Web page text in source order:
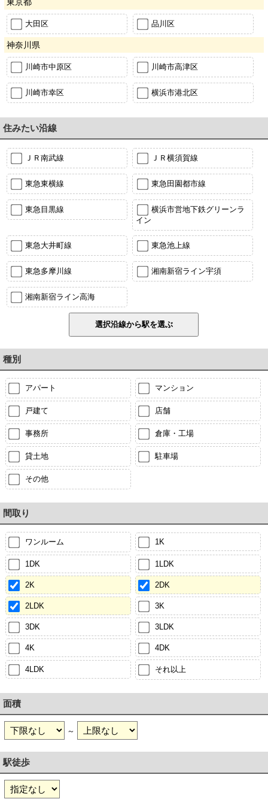
大田区 品川区
神奈川県
川崎市中原区 川崎市高津区
川崎市幸区 横浜市港北区
住みたい沿線
ＪＲ南武線 ＪＲ横須賀線
東急東横線 東急田園都市線
東急目黒線
横浜市営地下鉄グリーンラ
イン
東急大井町線 東急池上線
東急多摩川線 湘南新宿ライン宇須
湘南新宿ライン高海
種別
アパート マンション
戸建て 店舗
事務所 倉庫・工場
貸土地 駐車場
その他
間取り
ワンルーム 1K
1DK 1LDK
2K 2DK
2LDK 3K
3DK 3LDK
4K 4DK
4LDK それ以上
面積
～
駅徒歩